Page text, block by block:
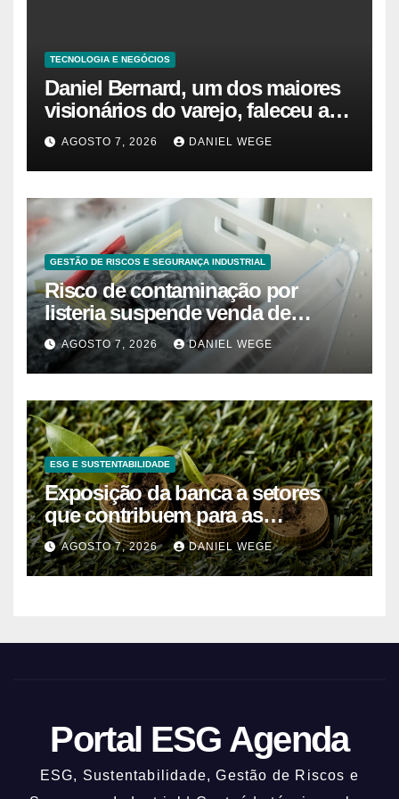
TECNOLOGIA E NEGÓCIOS
Daniel Bernard, um dos maiores
visionários do varejo, faleceu aos
80 anos – Sincovaga Notícias
AGOSTO 7, 2026 DANIEL WEGE
GESTÃO DE RISCOS E SEGURANÇA INDUSTRIAL
Risco de contaminação por
listeria suspende venda de
mirtilos em fábricas da América
do Norte – Mix Vale
AGOSTO 7, 2026 DANIEL WEGE
ESG E SUSTENTABILIDADE
Exposição da banca a setores
que contribuem para as
alterações climáticas mantém-se
nos 62%
AGOSTO 7, 2026 DANIEL WEGE
Portal ESG Agenda
ESG, Sustentabilidade, Gestão de Riscos e